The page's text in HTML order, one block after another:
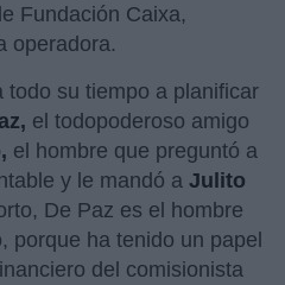
Fundación Caixa,
operadora.
todo su tiempo a planificar
el todopoderoso amigo
el hombre que preguntó a
y le mandó a Julito
De Paz es el hombre
porque ha tenido un papel
del comisionista